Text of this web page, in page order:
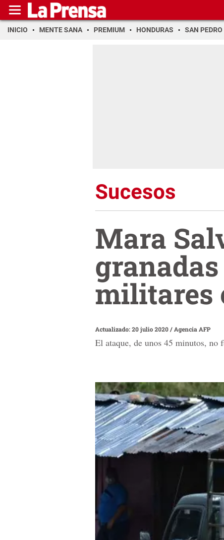
INICIO MENTE SANA PREMIUM HONDURAS SAN PEDRO
Sucesos
Mara
militares
Actualizado: 20 julio 2020/ Agencia AFP
El ataque, de unos 45 minutos,